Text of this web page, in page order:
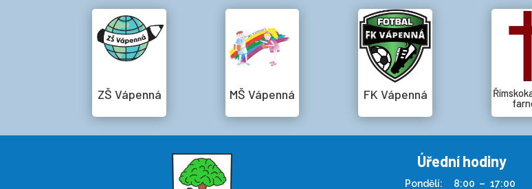
ZŠ Vápenná MŠ Vápenná FK Vápenná
Úřední hodiny
Pondělí: 8:00 – 17:00